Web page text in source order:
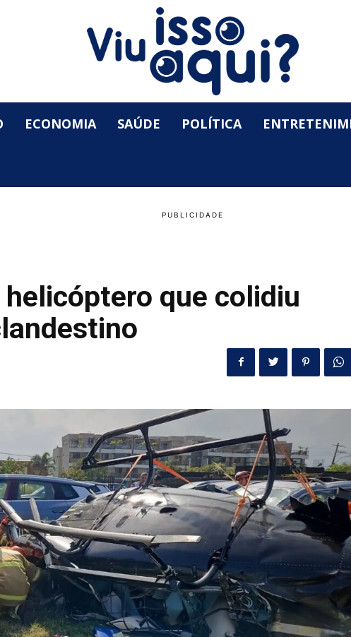
ECONOMIA SAÚDE POLÍTICA
que colidiu